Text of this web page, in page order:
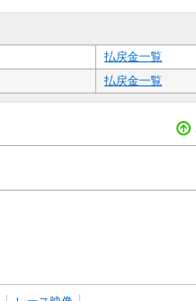
払戻金一覧
払戻金一覧